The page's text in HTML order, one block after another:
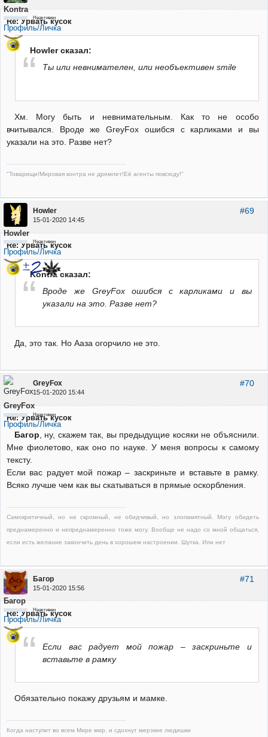
Kontra
Неактивен
Профиль/Личка
Re: Урвать кусок
Howler сказал:
Ты или невнимателен, или необъективен smile
Хм. Могу быть и невнимательным. Как то не особо
вчитывался. Вроде же GreyFox ошибся с карликами и вы
указали на это. Разве нет?
"Товарищи!Мировая контра не дремлет!Её агенты повсюду!"
#69
Howler
15-01-2020 14:45
Howler
Неактивен
Профиль/Личка
Re: Урвать кусок
Kontra сказал:
Вроде же GreyFox ошибся с карликами и вы
указали на это. Разве нет?
Да, это так. Но Ааза огорчило не это.
#70
GreyFox
15-01-2020 15:44
GreyFox
Неактивен
Профиль/Личка
Re: Урвать кусок
Багор , ну, скажем так, вы предыдущие косяки не объяснили.
Мне фиолетово, как оно по науке. У меня вопросы к самому
тексту.
Если вас радует мой пожар – заскриньте и вставьте в рамку.
Всяко лучше чем как вы скатываться в прямые оскорбления.
Самокритичный, но не скромный, не обидчивый, но злопамятный. Могу обидеть
преднамеренно и непреднамеренно тоже могу. Вообще не надо со мной общаться,
если есть желание закончить день в хорошем настроении. Шутка. Или нет
#71
Багор
15-01-2020 15:56
Багор
Неактивен
Профиль/Личка
Re: Урвать кусок
Если вас радует мой пожар – заскриньте и
вставьте в рамку
Обязательно покажу друзьям и мамке.
Когда наступит во всем Мире мир, и сдохнут мерзкие людишки